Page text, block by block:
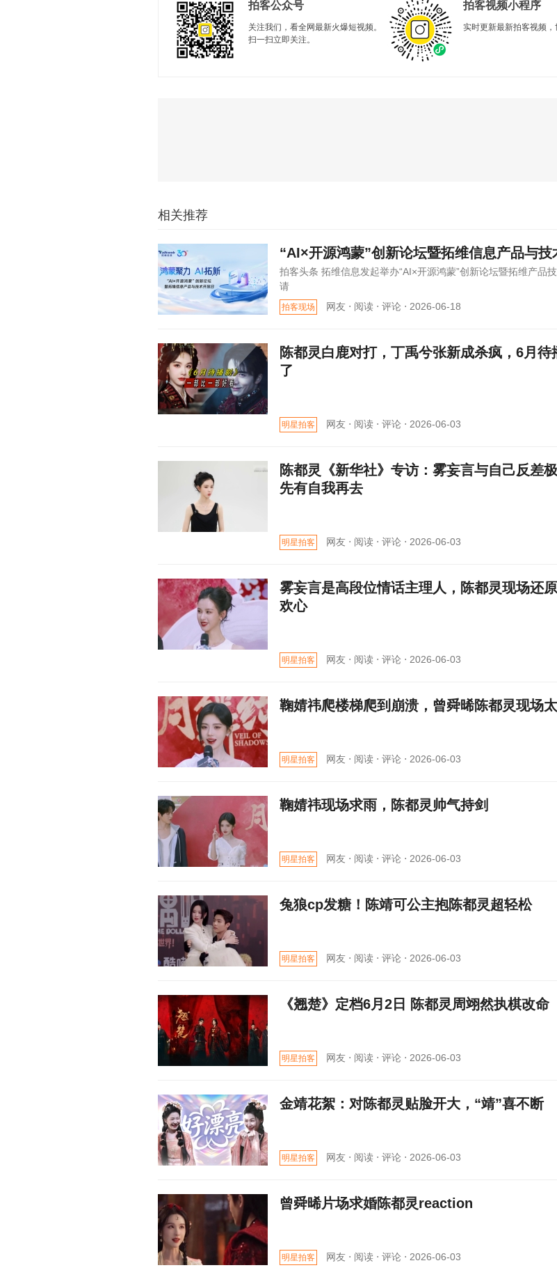
拍客公众号
关注我们，看全网最新火爆短视频。
扫一扫立即关注。
拍客视频小程序
实时更新最新拍客视频
相关推荐
“AI×开源鸿蒙”创新论坛暨拓维信息产品与技
拍客头条 拓维信息发起举办“AI×开源鸿蒙”创新论坛暨拓维产品
请
拍客现场 网友 ⋅ 阅读 ⋅ 评论 ⋅ 2026-06-18
陈都灵白鹿对打，丁禹兮张新成杀疯，6月待
了
明星拍客 网友 ⋅ 阅读 ⋅ 评论 ⋅ 2026-06-03
陈都灵《新华社》专访：雾妄言与自己反差
先有自我再去
明星拍客 网友 ⋅ 阅读 ⋅ 评论 ⋅ 2026-06-03
雾妄言是高段位情话主理人，陈都灵现场还
欢心
明星拍客 网友 ⋅ 阅读 ⋅ 评论 ⋅ 2026-06-03
鞠婧祎爬楼梯爬到崩溃，曾舜晞陈都灵现场
明星拍客 网友 ⋅ 阅读 ⋅ 评论 ⋅ 2026-06-03
鞠婧祎现场求雨，陈都灵帅气持剑
明星拍客 网友 ⋅ 阅读 ⋅ 评论 ⋅ 2026-06-03
兔狼cp发糖！陈靖可公主抱陈都灵超轻松
明星拍客 网友 ⋅ 阅读 ⋅ 评论 ⋅ 2026-06-03
《翘楚》定档6月2日 陈都灵周翊然执棋改命
明星拍客 网友 ⋅ 阅读 ⋅ 评论 ⋅ 2026-06-03
金靖花絮：对陈都灵贴脸开大，“靖”喜不断
明星拍客 网友 ⋅ 阅读 ⋅ 评论 ⋅ 2026-06-03
曾舜晞片场求婚陈都灵reaction
明星拍客 网友 ⋅ 阅读 ⋅ 评论 ⋅ 2026-06-03